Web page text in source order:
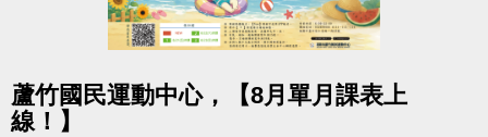
蘆竹國民運動中心，【8月單月課表上
線！】